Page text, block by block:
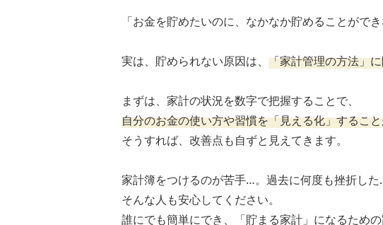
「お金を貯めたいのに、なかなか貯めることがで
実は、貯められない原因は、 「家計管理の方法」
まずは、家計の状況を数字で把握することで、
自分のお金の使い方や習慣を「見える化」すること
そうすれば、改善点も自ずと見えてきます。
家計簿をつけるのが苦手…。過去に何度も挫折した
そんな人も安心してください。
誰にでも簡単にでき、「貯まる家計」になるため